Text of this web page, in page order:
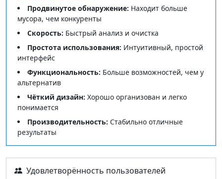
Продвинутое обнаружение: Находит больше
мусора, чем конкуренты
Скорость: Быстрый анализ и очистка
Простота использования: Интуитивный, простой
интерфейс
Функциональность: Больше возможностей, чем у
альтернатив
Чёткий дизайн: Хорошо организован и легко
понимается
Производительность: Стабильно отличные
результаты
Удовлетворённость пользователей